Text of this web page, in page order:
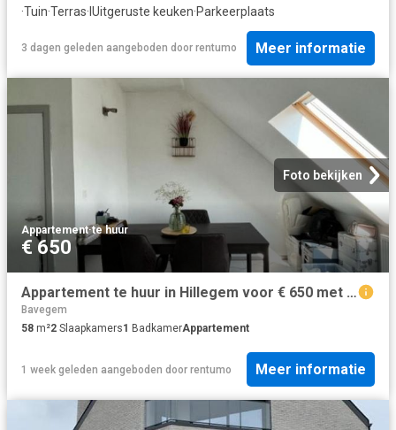
·Tuin·Terras· IUitgeruste keuken·Parkeerplaats
3 dagen geleden aangeboden door rentumo Meer informatie
Foto bekijken
Appartement·te huur
€ 650
Appartement te huur in Hillegem voor € 650 met 2 slaapkamers
Bavegem
58 m²2 Slaapkamers1 BadkamerAppartement
1 week geleden aangeboden door rentumo Meer informatie